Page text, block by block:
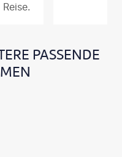
Reise.
PASSENDE